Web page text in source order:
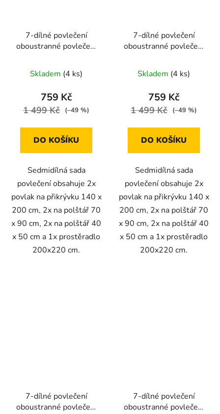
7-dílné povlečení
oboustranné povlečení
cm hnědá a bílá
Skladem (4 ks)
759 Kč
1 499 Kč (–49 %)
DO KOŠÍKU
Sedmidílná sada
povlečení obsahuje 2x
povlak na přikrývku 140 x
200 cm, 2x na polštář 70
x 90 cm, 2x na polštář 40
x 50 cm a 1x prostěradlo
200x220 cm.
7-dílné povlečení
oboustranné povlečení
cm tmavě šedá a bílá
Skladem (4 ks)
759 Kč
1 499 Kč (–49 %)
DO KOŠÍKU
Sedmidílná sada
povlečení obsahuje 2x
povlak na přikrývku 140 x
200 cm, 2x na polštář 70
x 90 cm, 2x na polštář 40
x 50 cm a 1x prostěradlo
200x220 cm.
7-dílné povlečení
oboustranné povlečení
7-dílné povlečení
oboustranné povlečení